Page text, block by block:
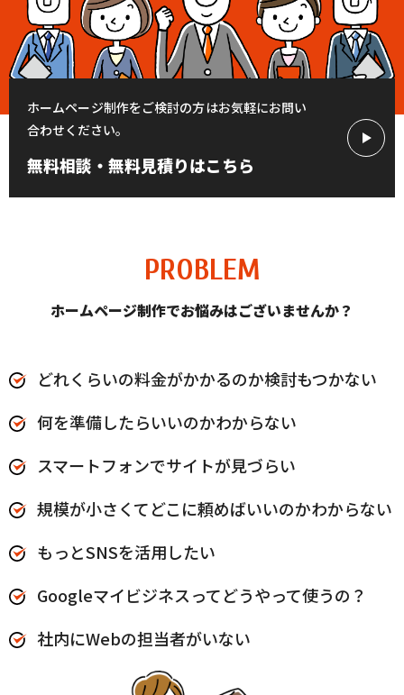
ホームページ制作をご検討の方はお気軽にお問い
合わせください。
無料相談・無料見積りはこちら
PROBLEM
ホームページ制作でお悩みはございませんか？
どれくらいの料金がかかるのか検討もつかない
何を準備したらいいのかわからない
スマートフォンでサイトが見づらい
規模が小さくてどこに頼めばいいのかわからない
もっとSNSを活用したい
Googleマイビジネスってどうやって使うの？
社内にWebの担当者がいない